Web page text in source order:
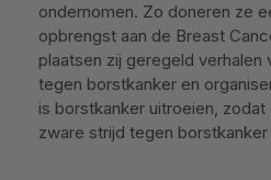
ondernomen. Zo doneren ze
opbrengst aan de Breast
plaatsen zij geregeld verhalen
tegen borstkanker en
is borstkanker uitroeien,
zware strijd tegen